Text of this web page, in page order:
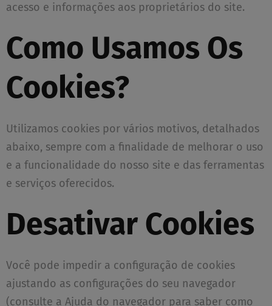
acesso e informações aos proprietários do site.
Como Usamos Os
Cookies?
Utilizamos cookies por vários motivos, detalhados
abaixo, sempre com a finalidade de melhorar o uso
e a funcionalidade do nosso site e das ferramentas
e serviços oferecidos.
Desativar Cookies
Você pode impedir a configuração de cookies
ajustando as configurações do seu navegador
(consulte a Ajuda do navegador para saber como